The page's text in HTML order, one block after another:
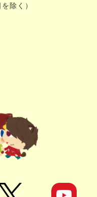
除く）